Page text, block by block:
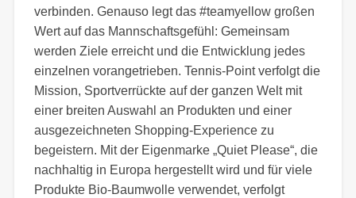
verbinden. Genauso legt das #teamyellow großen
Wert auf das Mannschaftsgefühl: Gemeinsam
werden Ziele erreicht und die Entwicklung jedes
einzelnen vorangetrieben. Tennis-Point verfolgt die
Mission, Sportverrückte auf der ganzen Welt mit
einer breiten Auswahl an Produkten und einer
ausgezeichneten Shopping-Experience zu
begeistern. Mit der Eigenmarke „Quiet Please“, die
nachhaltig in Europa hergestellt wird und für viele
Produkte Bio-Baumwolle verwendet, verfolgt